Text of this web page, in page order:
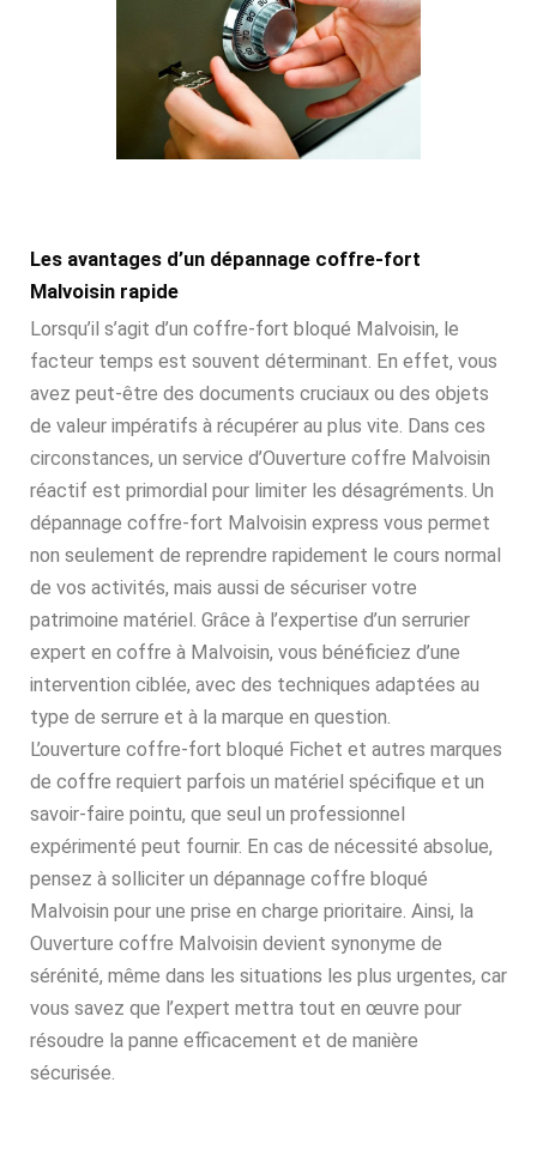
Les avantages d’un dépannage coffre-fort
Malvoisin rapide
Lorsqu’il s’agit d’un coffre-fort bloqué Malvoisin, le
facteur temps est souvent déterminant. En effet, vous
avez peut-être des documents cruciaux ou des objets
de valeur impératifs à récupérer au plus vite. Dans ces
circonstances, un service d’Ouverture coffre Malvoisin
réactif est primordial pour limiter les désagréments. Un
dépannage coffre-fort Malvoisin express vous permet
non seulement de reprendre rapidement le cours normal
de vos activités, mais aussi de sécuriser votre
patrimoine matériel. Grâce à l’expertise d’un serrurier
expert en coffre à Malvoisin, vous bénéficiez d’une
intervention ciblée, avec des techniques adaptées au
type de serrure et à la marque en question.
L’ouverture coffre-fort bloqué Fichet et autres marques
de coffre requiert parfois un matériel spécifique et un
savoir-faire pointu, que seul un professionnel
expérimenté peut fournir. En cas de nécessité absolue,
pensez à solliciter un dépannage coffre bloqué
Malvoisin pour une prise en charge prioritaire. Ainsi, la
Ouverture coffre Malvoisin devient synonyme de
sérénité, même dans les situations les plus urgentes, car
vous savez que l’expert mettra tout en œuvre pour
résoudre la panne efficacement et de manière
sécurisée.